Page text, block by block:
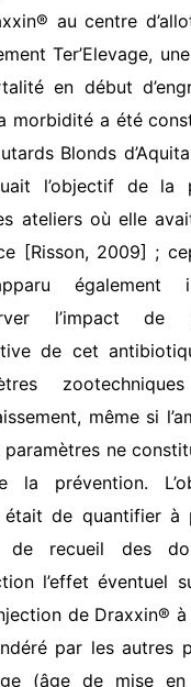
au centre
Ter’Elevage,
en début
morbidité a été
Blonds
l’objectif de la
ateliers où elle
[Risson, 2009] ;
également
l’impact de
de cet
même si
ne
la prévention.
était de quantifier à
de recueil des
l’effet éventuel
de Draxxin®
par les autres
(âge de mise